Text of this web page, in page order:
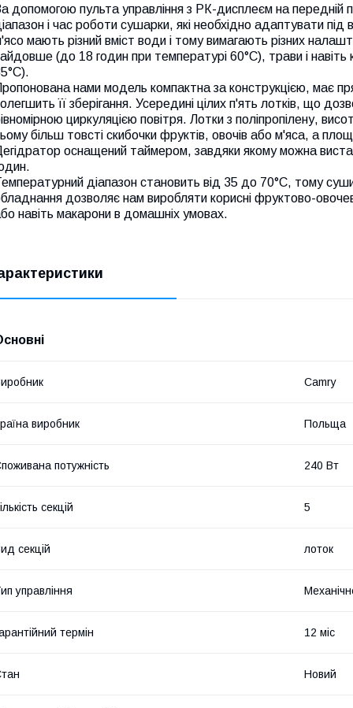
допомогою пульта управління з РК-дисплеєм на
і час роботи сушарки, які необхідно адаптувати під
мають різний вміст води і тому вимагають різних
(до 18 годин при температурі 60°С), трави і
нами модель компактна за конструкцією, має
її зберігання. Усередині цілих п'ять лотків, що
циркуляцією повітря. Лотки з поліпропілену,
більш товсті скибочки фруктів, овочів або м'яса, а
оснащений таймером, завдяки якому можна
діапазон становить від 35 до 70°С, тому
дозволяє нам виробляти корисні фруктово-
навіть макарони в домашніх умовах.
Camry
виробник Польща
потужність 240 Вт
секцій 5
секцій лоток
управління
термін 12 міс
Новий